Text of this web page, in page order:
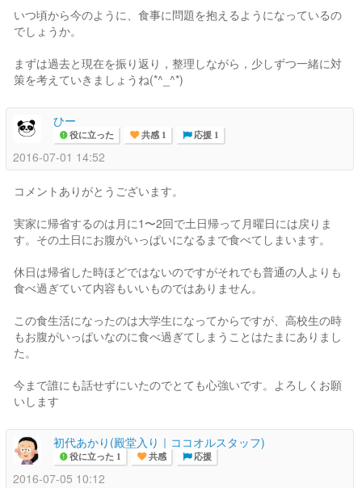
いつ頃から今のように、食事に問題を抱えるようになっているの
でしょうか。
まずは過去と現在を振り返り，整理しながら，少しずつ一緒に対
策を考えていきましょうね(*^_^*)
ひー
役に立った 共感 1 応援 1
2016-07-01 14:52
コメントありがとうございます。
実家に帰省するのは月に1〜2回で土日帰って月曜日には戻りま
す。その土日にお腹がいっぱいになるまで食べてしまいます。
休日は帰省した時ほどではないのですがそれでも普通の人よりも
食べ過ぎていて内容もいいものではありません。
この食生活になったのは大学生になってからですが、高校生の時
もお腹がいっぱいなのに食べ過ぎてしまうことはたまにありまし
た。
今まで誰にも話せずにいたのでとても心強いです。よろしくお願
いします
初代あかり(殿堂入り｜ココオルスタッフ)
役に立った 1 共感 応援
2016-07-05 10:12